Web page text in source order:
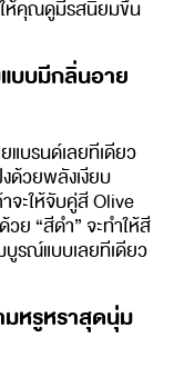
ให้คุณดูมีรสนิยมขึ้น
บบมีกลิ่นอาย
แบรนด์เลยทีเดียว
ด้วยพลังเงียบ
าจะให้จับคู่สี Olive
ย “สีดำ” จะทำให้สี
บูรณ์แบบเลยทีเดียว
มหรูหราสุดนุ่ม